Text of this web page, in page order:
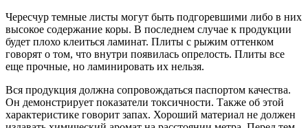
Чересчур темные листы могут быть подгоревшими либо в них
высокое содержание коры. В последнем случае к продукции
будет плохо клеиться ламинат. Плиты с рыжим оттенком
говорят о том, что внутри появилась опрелость. Плиты все
еще прочные, но ламинировать их нельзя.
Вся продукция должна сопровождаться паспортом качества.
Он демонстрирует показатели токсичности. Также об этой
характеристике говорит запах. Хороший материал не должен